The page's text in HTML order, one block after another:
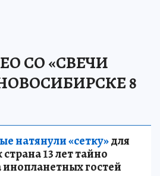
СО «СВЕЧИ
8
натянули «сетку»для
13 лет тайно
инопланетных гостей